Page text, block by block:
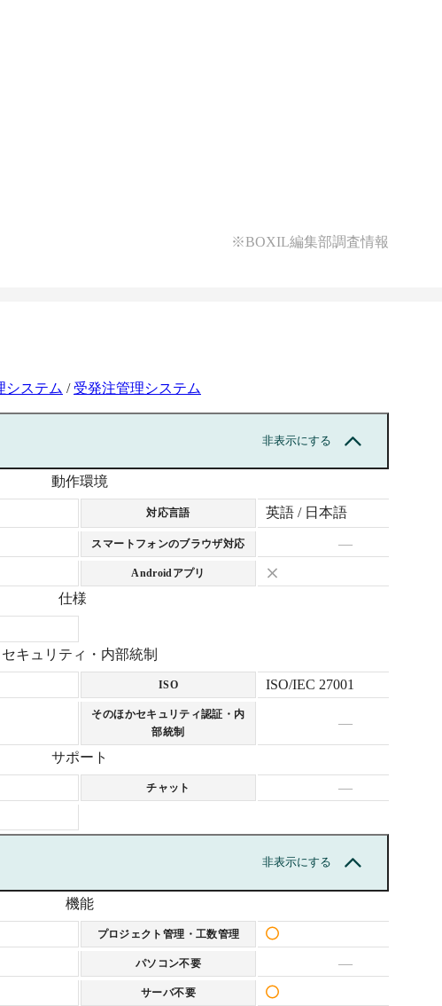
※BOXIL編集部調査情報
システム / 受発注管理システム
非表示にする
動作環境
対応言語 英語 / 日本語
スマートフォンのブラウザ対応 —
Androidアプリ
仕様
セキュリティ・内部統制
ISO ISO/IEC 27001
そのほかセキュリティ認証・内
部統制
—
サポート
チャット —
非表示にする
機能
プロジェクト管理・工数管理
パソコン不要 —
サーバ不要